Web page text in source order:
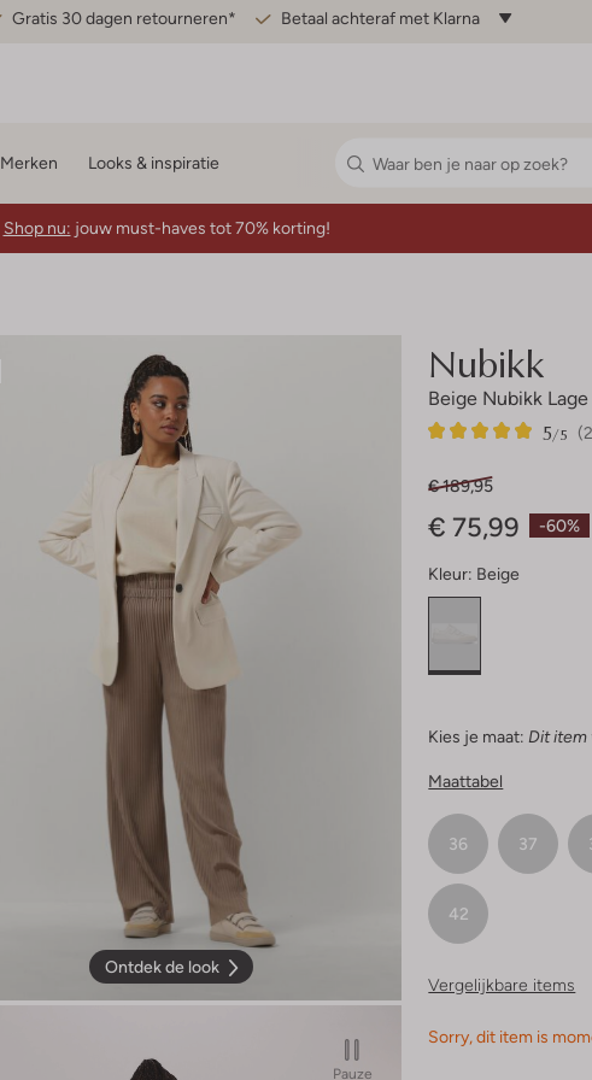
Gratis 30 dagen retourneren* Betaal achteraf met Klarna
Merken Looks & inspiratie
Shop nu: jouw must-haves tot 70% korting!
Ontdek de look
Pauze
Nubikk
Beige Nubikk
5/5
2
5
-60%
€ 189,95
€ 75,99
Kleur: Beige
Kies je maat: Dit item
Maattabel
36 37
42
Vergelijkbare items
Sorry, dit item is